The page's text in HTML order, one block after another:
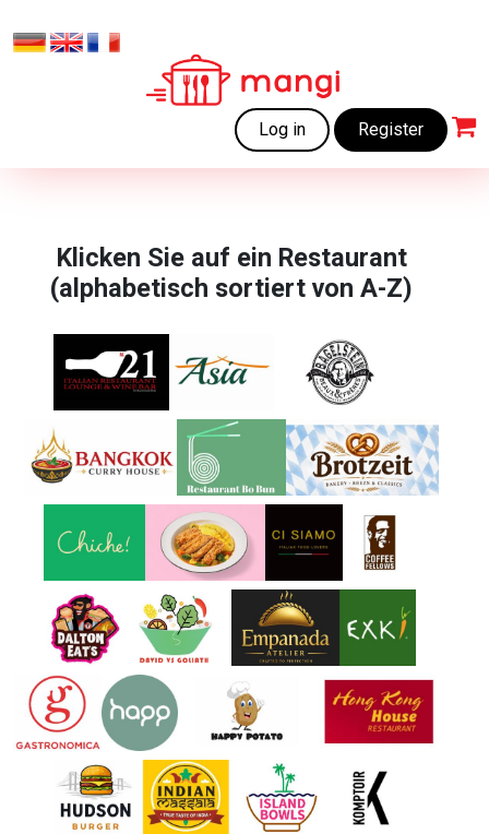
Log in Register
Klicken Sie auf ein Restaurant
(alphabetisch sortiert von A-Z)